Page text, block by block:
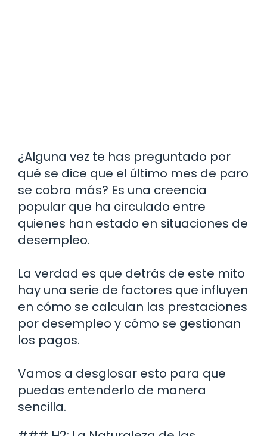
¿Alguna vez te has preguntado por
qué se dice que el último mes de paro
se cobra más? Es una creencia
popular que ha circulado entre
quienes han estado en situaciones de
desempleo.
La verdad es que detrás de este mito
hay una serie de factores que influyen
en cómo se calculan las prestaciones
por desempleo y cómo se gestionan
los pagos.
Vamos a desglosar esto para que
puedas entenderlo de manera
sencilla.